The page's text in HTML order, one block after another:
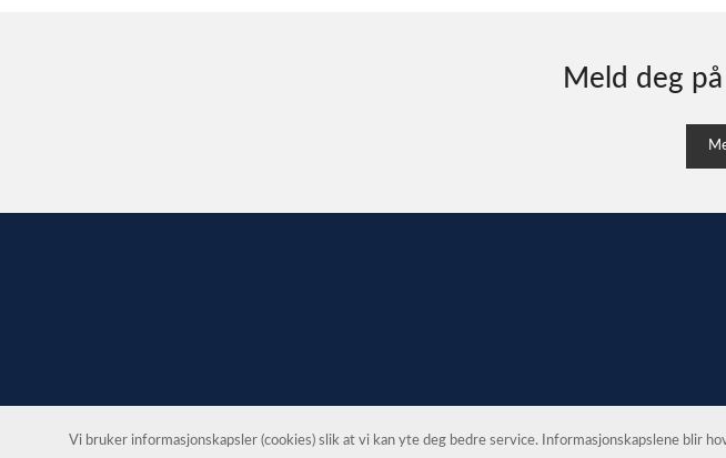
Meld deg
Vi bruker informasjonskapsler (cookies) slik at vi kan yte deg bedre service. Informasjonskapslene blir